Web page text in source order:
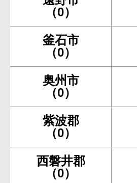
（0）
釜石市
（0）
奥州市
（0）
紫波郡
（0）
西磐井郡
（0）